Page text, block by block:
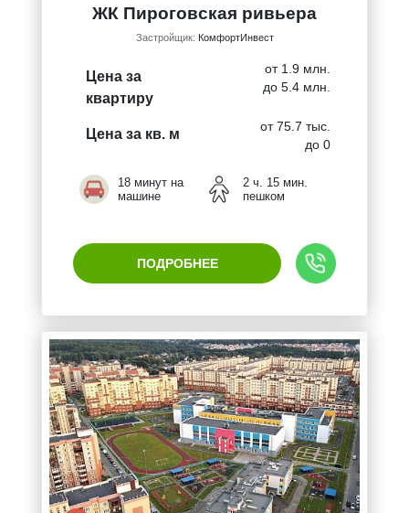
ЖК Пироговская ривьера
Застройщик: КомфортИнвест
Цена за
квартиру
от 1.9 млн.
до 5.4 млн.
Цена за кв. м
от 75.7 тыс.
до 0
18 минут на
машине
2 ч. 15 мин.
пешком
ПОДРОБНЕЕ